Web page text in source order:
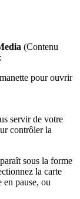
(Contenu
pour ouvrir
servir de votre
contrôler la
sous la forme
la carte
en pause, ou